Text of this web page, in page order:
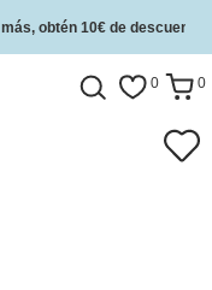
obtén 10€ de descuento.
de devolución del dinero.
0 0